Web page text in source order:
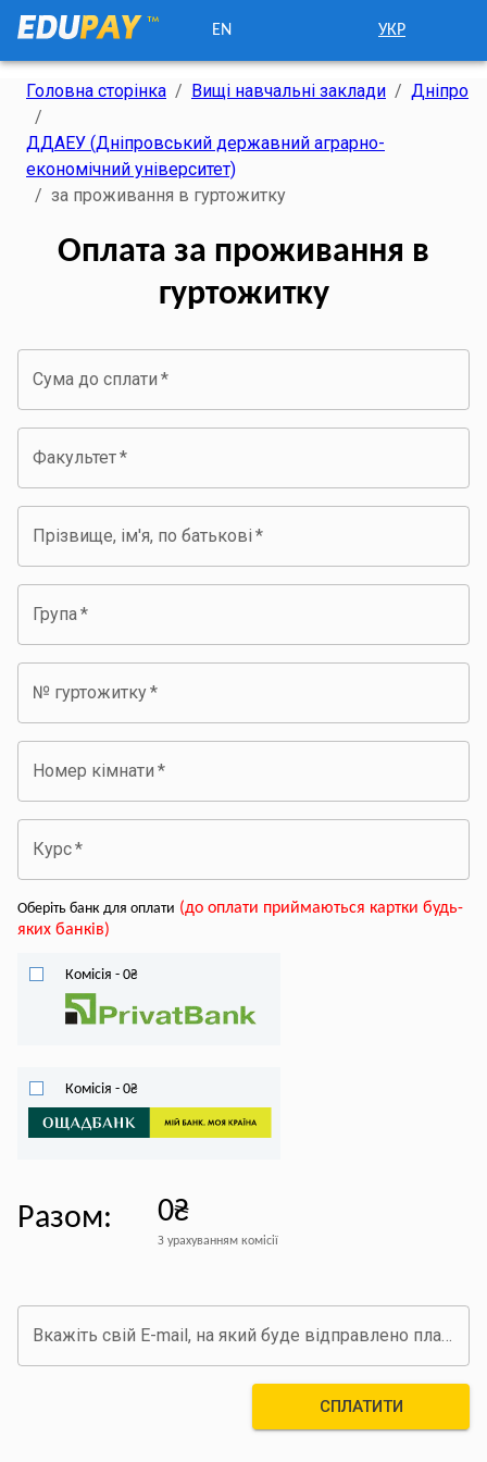
EN УКР
Головна сторінка / Вищі навчальні заклади / Дніпро
/
ДДАЕУ (Дніпровський державний аграрно-
економічний університет)
/ за проживання в гуртожитку
Оплата за проживання в
гуртожитку
Сума до сплати *
Факультет*
Прізвище, ім'я, по батькові *
Група*
№ гуртожитку*
Номер кімнати *
Курс*
Оберіть банк для оплати (до оплати приймаються картки будь-
яких банків)
Комісія - 0₴
Комісія - 0₴
Разом: 0₴
З урахуванням комісії
Вкажіть свій E-mail, на який буде відправлено платіжний документ про оплату
СПЛАТИТИ